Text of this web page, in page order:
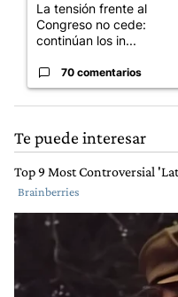
La tensión frente al
Congreso no cede:
continúan los in...
70 comentarios